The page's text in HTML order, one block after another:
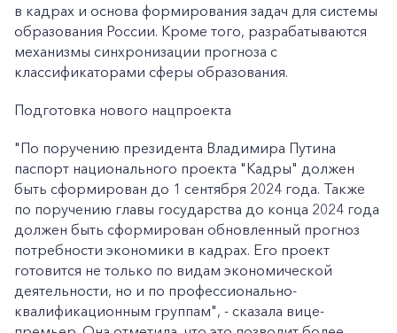
в кадрах и основа формирования задач для системы
образования России. Кроме того, разрабатываются
механизмы синхронизации прогноза с
классификаторами сферы образования.
Подготовка нового нацпроекта
"По поручению президента Владимира Путина
паспорт национального проекта "Кадры" должен
быть сформирован до 1 сентября 2024 года. Также
по поручению главы государства до конца 2024 года
должен быть сформирован обновленный прогноз
потребности экономики в кадрах. Его проект
готовится не только по видам экономической
деятельности, но и по профессионально-
квалификационным группам", - сказала вице-